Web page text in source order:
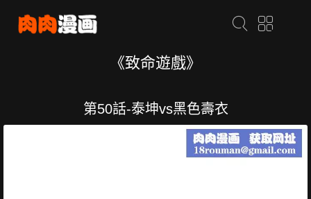
《致命遊戲》
第50話-泰坤vs黑色壽衣